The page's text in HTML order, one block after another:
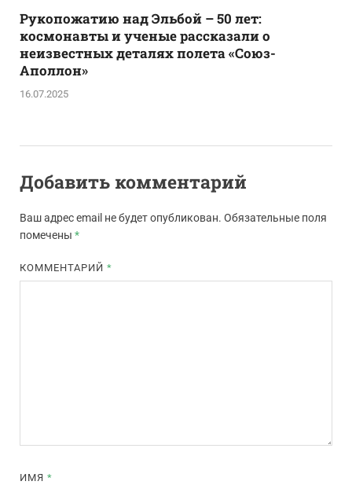
Рукопожатию над Эльбой – 50 лет:
космонавты и ученые рассказали о
неизвестных деталях полета «Союз-
Аполлон»
16.07.2025
Добавить комментарий
Ваш адрес email не будет опубликован. Обязательные поля
помечены *
КОММЕНТАРИЙ*
ИМЯ*